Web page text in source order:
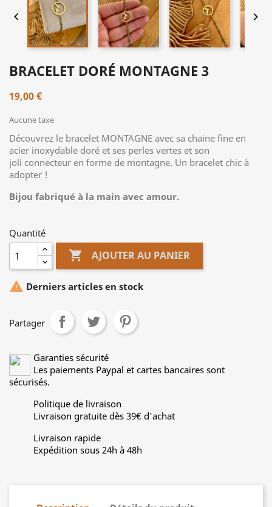
 
BRACELET DORÉ MONTAGNE 3
19,00 €
Aucune taxe
Découvrez le bracelet MONTAGNE avec sa chaine fine en
acier inoxydable doré et ses perles vertes et son
joli connecteur en forme de montagne. Un bracelet chic à
adopter !
Bijou fabriqué à la main avec amour.
Quantité
 AJOUTER AU PANIER
 Derniers articles en stock
Partager
Garanties sécurité
Les paiements Paypal et cartes bancaires sont
sécurisés.
Politique de livraison
Livraison gratuite dès 39€ d'achat
Livraison rapide
Expédition sous 24h à 48h